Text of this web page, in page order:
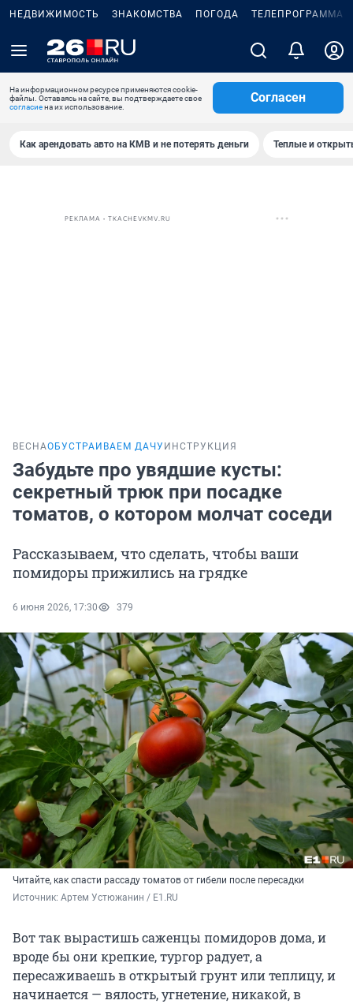
НЕДВИЖИМОСТЬ ЗНАКОМСТВА ПОГОДА ТЕЛЕПРОГРАММА
На информационном ресурсе применяются cookie-
файлы. Оставаясь на сайте, вы подтверждаете свое
согласиена их использование.
Согласен
Как арендовать авто на КМВ и не потерять деньги Теплые и
РЕКЛАМА • TKACHEVKMV.RU
ВЕСНАОБУСТРАИВАЕМ ДАЧУ ИНСТРУКЦИЯ
Забудьте про увядшие кусты:
секретный трюк при посадке
томатов, о котором молчат соседи
Рассказываем, что сделать, чтобы ваши
помидоры прижились на грядке
6 июня 2026, 17:30 379
Читайте, как спасти рассаду томатов от гибели после пересадки
Источник: Артем Устюжанин / E1.RU
Вот так вырастишь саженцы помидоров дома, и
вроде бы они крепкие, тургор радует, а
пересаживаешь в открытый грунт или теплицу, и
начинается — вялость, угнетение, никакой, в